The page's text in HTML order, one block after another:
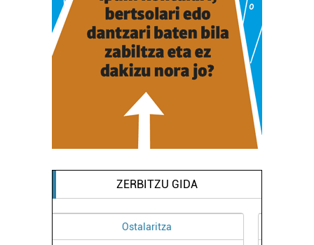
ZERBITZU GIDA
Higiezin agentziak